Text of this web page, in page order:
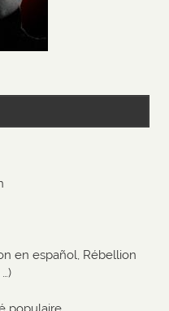
en español, Rébellion